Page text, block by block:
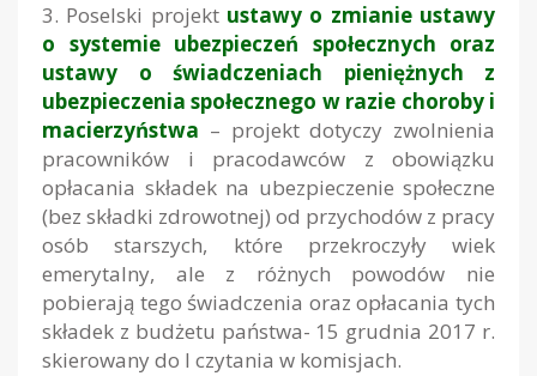
3. Poselski projekt ustawy o zmianie ustawy
o systemie ubezpieczeń społecznych oraz
ustawy o świadczeniach pieniężnych z
ubezpieczenia społecznego w razie choroby i
macierzyństwa – projekt dotyczy zwolnienia
pracowników i pracodawców z obowiązku
opłacania składek na ubezpieczenie społeczne
(bez składki zdrowotnej) od przychodów z pracy
osób starszych, które przekroczyły wiek
emerytalny, ale z różnych powodów nie
pobierają tego świadczenia oraz opłacania tych
składek z budżetu państwa- 15 grudnia 2017 r.
skierowany do I czytania w komisjach.